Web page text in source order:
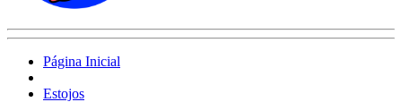
Página Inicial
Estojos